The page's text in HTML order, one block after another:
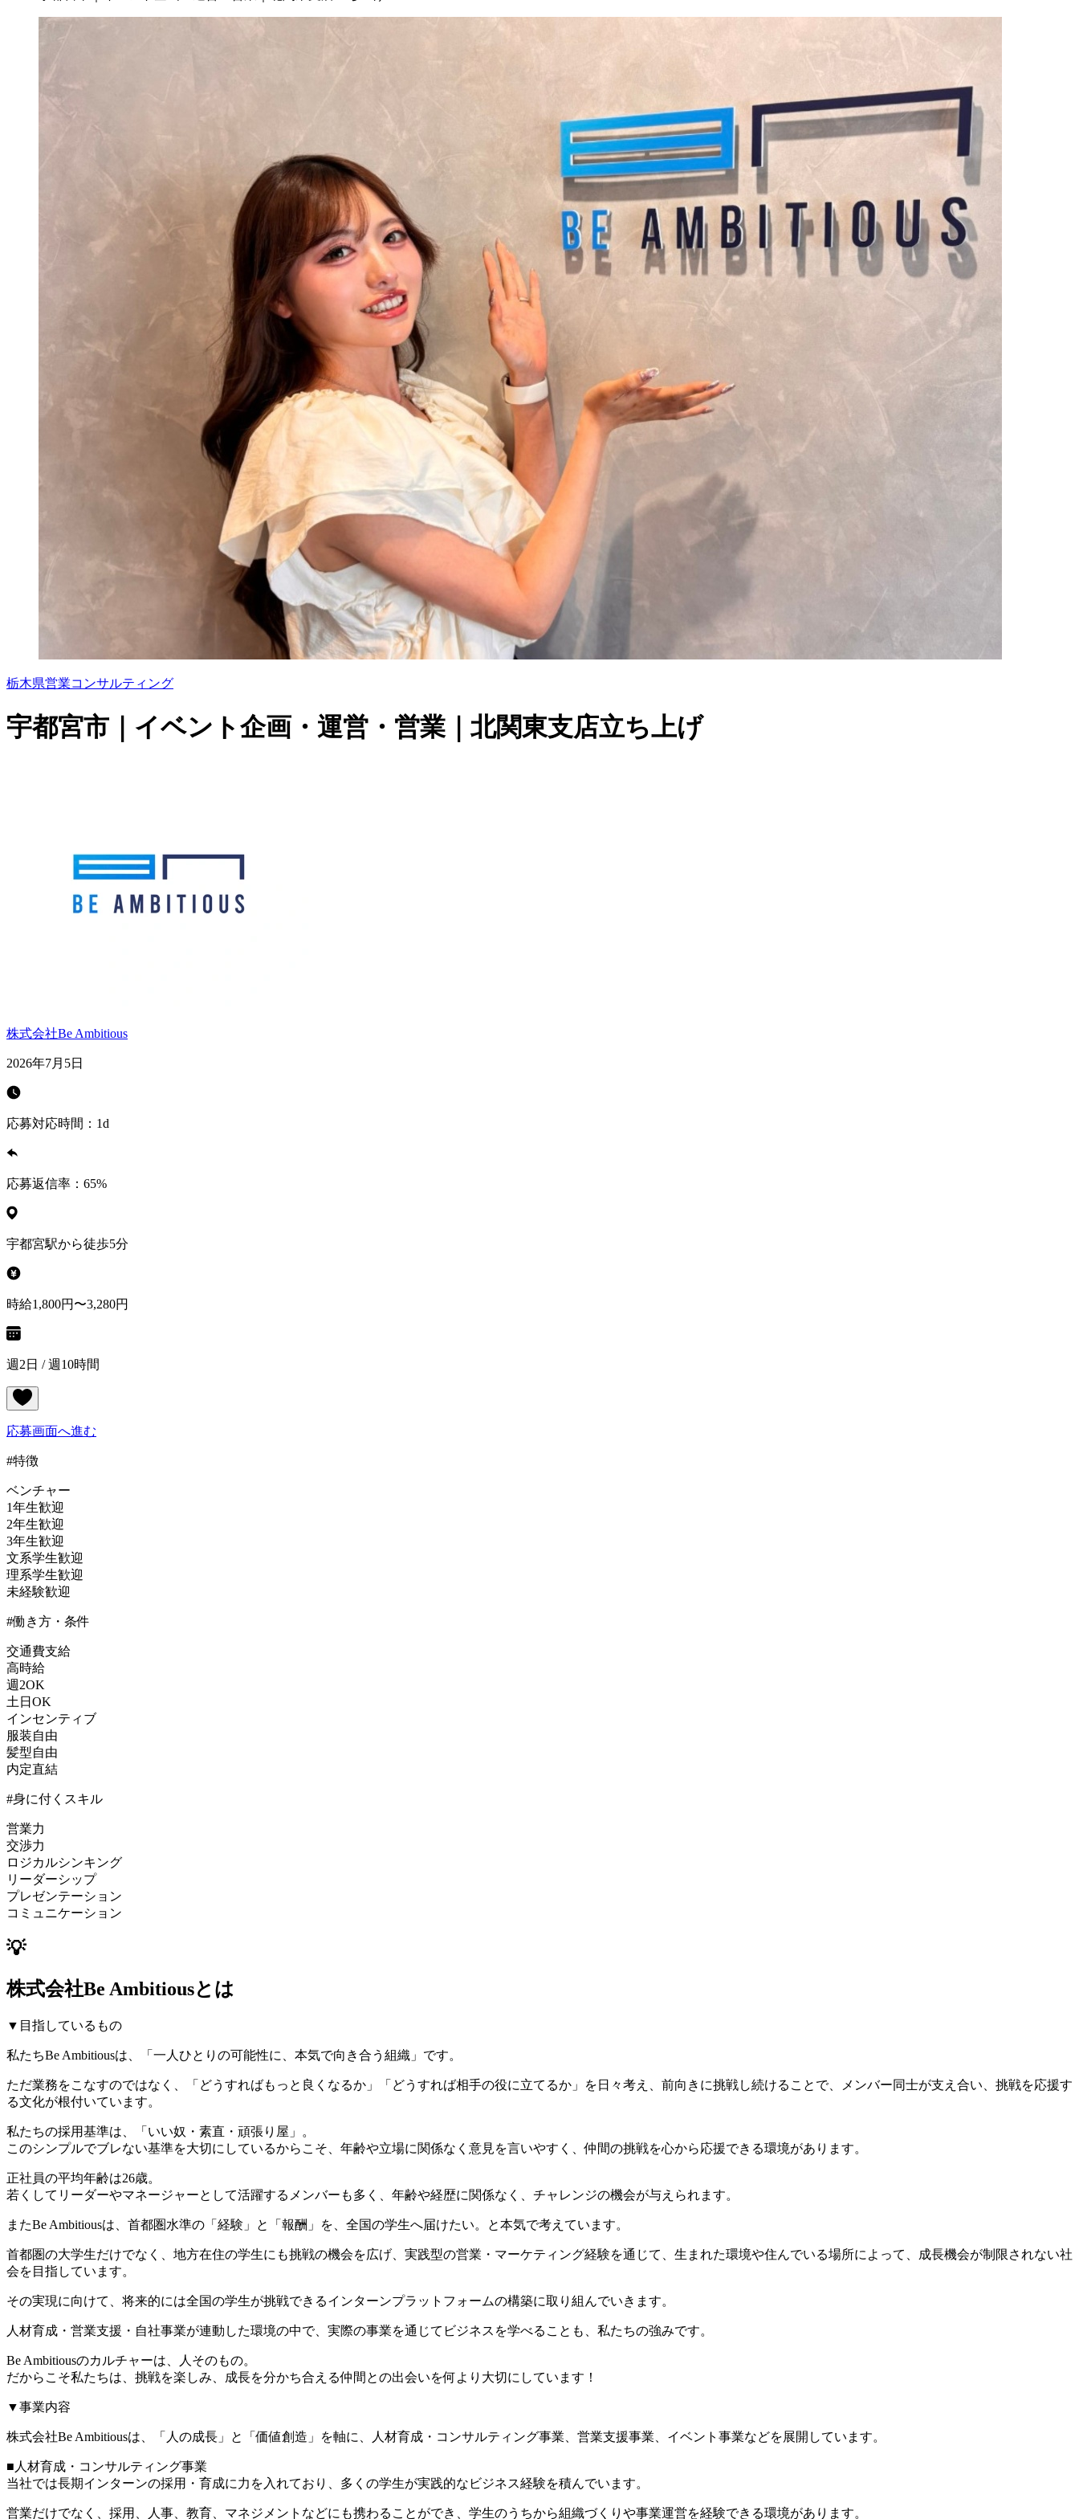
栃木県営業コンサルティング
宇都宮市｜イベント企画・運営・営業｜北関東支店立ち上げ
株式会社Be Ambitious
2026年7月5日
応募対応時間： 1d
応募返信率： 65%
宇都宮駅から徒歩5分
時給1,800円〜3,280円
週2日 / 週10時間
応募画面へ進む
#特徴
ベンチャー
1年生歓迎
2年生歓迎
3年生歓迎
文系学生歓迎
理系学生歓迎
未経験歓迎
#働き方・条件
交通費支給
高時給
週2OK
土日OK
インセンティブ
服装自由
髪型自由
内定直結
#身に付くスキル
営業力
交渉力
ロジカルシンキング
リーダーシップ
プレゼンテーション
コミュニケーション
💡
株式会社Be Ambitiousとは
▼目指しているもの
私たちBe Ambitiousは、「一人ひとりの可能性に、本気で向き合う組織」です。
ただ業務をこなすのではなく、「どうすればもっと良くなるか」「どうすれば相手の役に立てるか」を日々考え、前向きに挑戦し続けることで、メンバー同士が支え合い、挑戦を応援す
る文化が根付いています。
私たちの採用基準は、「いい奴・素直・頑張り屋」。
このシンプルでブレない基準を大切にしているからこそ、年齢や立場に関係なく意見を言いやすく、仲間の挑戦を心から応援できる環境があります。
正社員の平均年齢は26歳。
若くしてリーダーやマネージャーとして活躍するメンバーも多く、年齢や経歴に関係なく、チャレンジの機会が与えられます。
またBe Ambitiousは、首都圏水準の「経験」と「報酬」を、全国の学生へ届けたい。と本気で考えています。
首都圏の大学生だけでなく、地方在住の学生にも挑戦の機会を広げ、実践型の営業・マーケティング経験を通じて、生まれた環境や住んでいる場所によって、成長機会が制限されない社
会を目指しています。
その実現に向けて、将来的には全国の学生が挑戦できるインターンプラットフォームの構築に取り組んでいきます。
人材育成・営業支援・自社事業が連動した環境の中で、実際の事業を通じてビジネスを学べることも、私たちの強みです。
Be Ambitiousのカルチャーは、人そのもの。
だからこそ私たちは、挑戦を楽しみ、成長を分かち合える仲間との出会いを何より大切にしています！
▼事業内容
株式会社Be Ambitiousは、「人の成長」と「価値創造」を軸に、人材育成・コンサルティング事業、営業支援事業、イベント事業などを展開しています。
■人材育成・コンサルティング事業
当社では長期インターンの採用・育成に力を入れており、多くの学生が実践的なビジネス経験を積んでいます。
営業だけでなく、採用、人事、教育、マネジメントなどにも携わることができ、学生のうちから組織づくりや事業運営を経験できる環境があります。